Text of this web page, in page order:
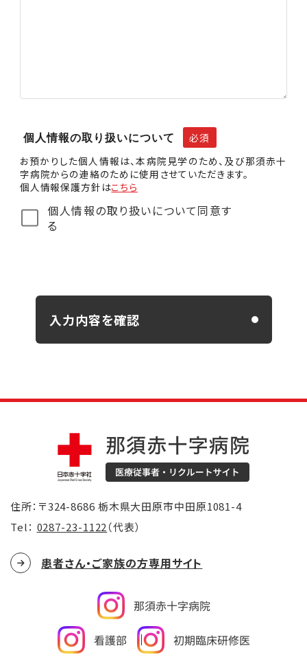
個人情報の取り扱いについて
必須
お預かりした個人情報は、本病院見学のため、及び那須赤十
字病院からの連絡のために使用させていただきます。
個人情報保護方針はこちら
個人情報の取り扱いについて同意す
る
入力内容を確認
住所：〒324-8686 栃木県大田原市中田原1081-4
Tel： 0287-23-1122（代表）
患者さん・ご家族の方専用サイト